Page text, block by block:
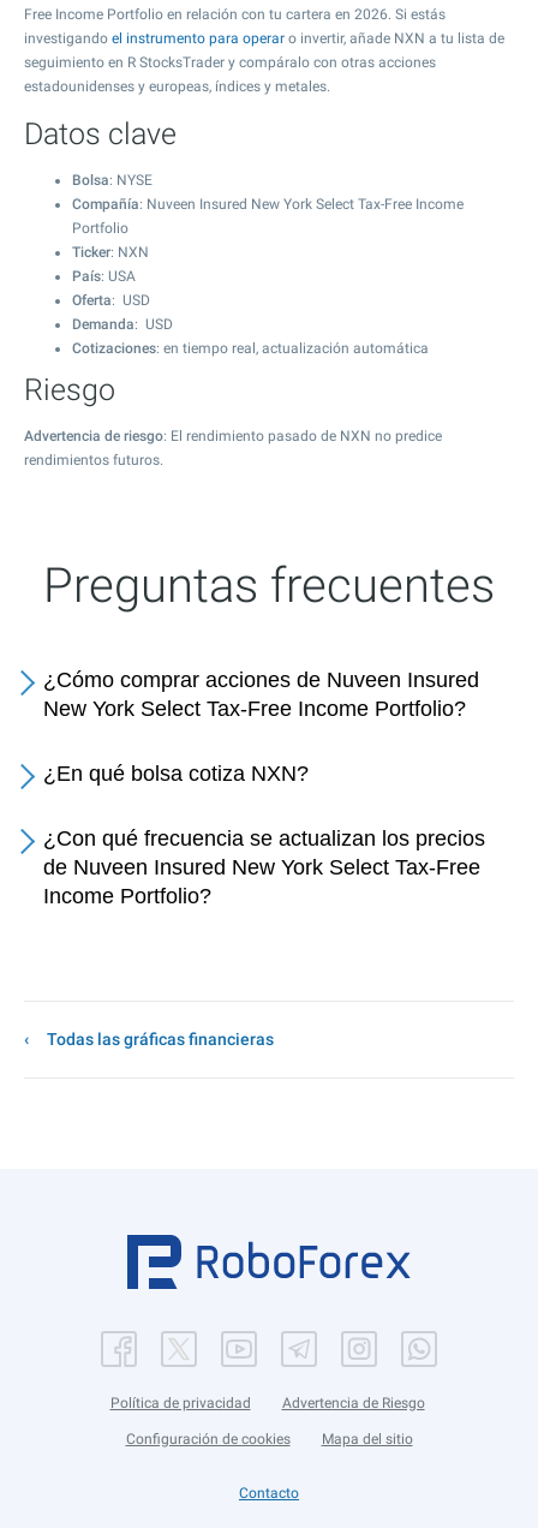
Free Income Portfolio en relación con tu cartera en 2026. Si estás
investigando el instrumento para operar o invertir, añade NXN a tu lista de
seguimiento en R StocksTrader y compáralo con otras acciones
estadounidenses y europeas, índices y metales.
Datos clave
Bolsa: NYSE
Compañía: Nuveen Insured New York Select Tax-Free Income
Portfolio
Ticker: NXN
País: USA
Oferta: USD
Demanda: USD
Cotizaciones: en tiempo real, actualización automática
Riesgo
Advertencia de riesgo: El rendimiento pasado de NXN no predice
rendimientos futuros.
Preguntas frecuentes
¿Cómo comprar acciones de Nuveen Insured
New York Select Tax-Free Income Portfolio?
¿En qué bolsa cotiza NXN?
¿Con qué frecuencia se actualizan los precios
de Nuveen Insured New York Select Tax-Free
Income Portfolio?
Todas las gráficas financieras
Política de privacidad Advertencia de Riesgo
Configuración de cookies Mapa del sitio
Contacto